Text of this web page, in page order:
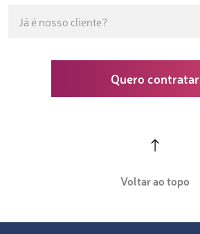
Quero contratar
Voltar ao topo